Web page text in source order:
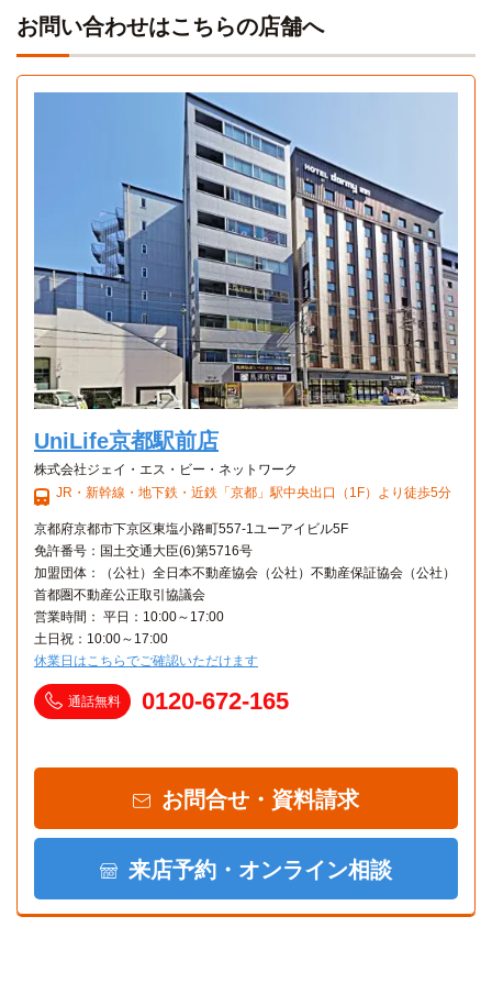
1K 16.85㎡〜16.85㎡
お問い合わせはこちらの店舗へ
UniLife京都駅前店
株式会社ジェイ・エス・ビー・ネットワーク
JR・新幹線・地下鉄・近鉄「京都」駅中央出口（1F）より徒歩5分
京都府京都市下京区東塩小路町557-1ユーアイビル5F
免許番号：国土交通大臣(6)第5716号
加盟団体：（公社）全日本不動産協会（公社）不動産保証協会（公社）
首都圏不動産公正取引協議会
営業時間： 平日：10:00～17:00
土日祝：10:00～17:00
休業日はこちらでご確認いただけます
通話無料 0120-672-165
お問合せ・資料請求
来店予約・オンライン相談